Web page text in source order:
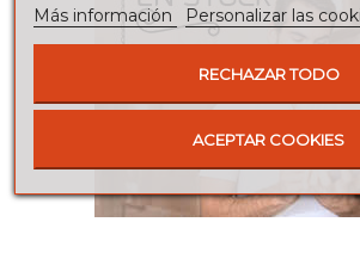
Más información
Personalizar las
RECHAZAR TODO
ACEPTAR COOKIES